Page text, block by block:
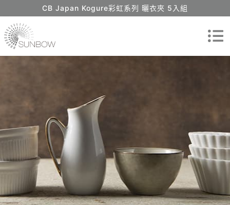
CB Japan Kogure彩虹系列 曬衣夾 5入組